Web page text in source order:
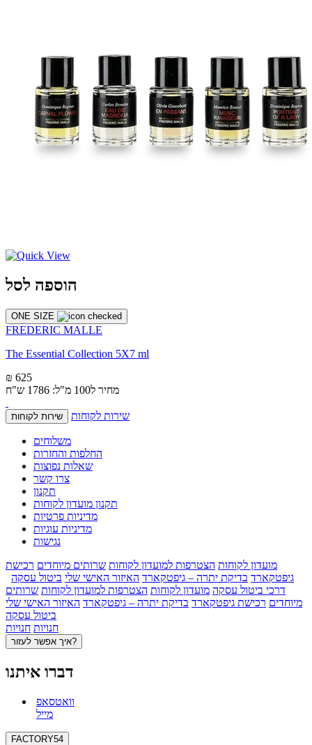
הוספה לסל
ONE SIZE
FREDERIC MALLE
The Essential Collection 5X7 ml
₪ 625
מחיר ל100 מ"ל: 1786 ש"ח
שירות לקוחות שירות לקוחות
משלוחים
החלפות והחזרות
שאלות נפוצות
צרו קשר
תקנון
תקנון מועדון לקוחות
מדיניות פרטיות
מדיניות עוגיות
נגישות
מועדון לקוחות הצטרפות למועדון לקוחות שרותים מיוחדים רכישת
גיפטקארד בדיקת יתרה – גיפטקארד האיזור האישי שלי ביטול עסקה
דרכי ביטול עסקה מועדון לקוחות הצטרפות למועדון לקוחות שרותים
מיוחדים רכישת גיפטקארד בדיקת יתרה – גיפטקארד האיזור האישי שלי
ביטול עסקה
חנויות חנויות
איך אפשר לעזור?
דברו איתנו
וואטסאפ
מייל
FACTORY54